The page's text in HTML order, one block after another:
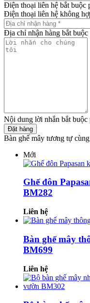
Điện thoại liên hệ bắt buộc
Điện thoại liên hệ không
Địa chỉ nhận hàng bắt
Nội dung lời nhắn bắt
Đặt hàng
Bàn ghế mây tương tự
Mới
Ghế đôn
BM282
Liên hệ
Bàn ghế mây
BM699
Liên hệ